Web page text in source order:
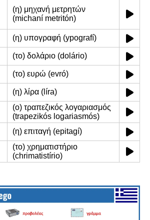
(η) μηχανή μετρητών
(michaní metritón)
(η) υπογραφή (ypografí)
(το) δολάριο (dolário)
(το) ευρώ (evró)
(η) λίρα (líra)
(ο) τραπεζικός λογαριασμός
(trapezikós logariasmós)
(η) επιταγή (epitagí)
(το) χρηματιστήριο
(chrimatistírio)